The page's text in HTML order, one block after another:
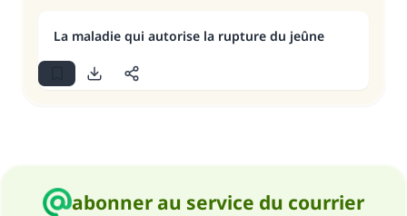
La maladie qui autorise la rupture du jeûne
abonner au service du courrier